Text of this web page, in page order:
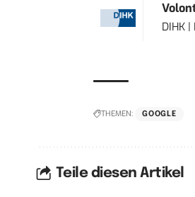
DIHK
THEMEN: GOOGLE
Teile diesen Artikel